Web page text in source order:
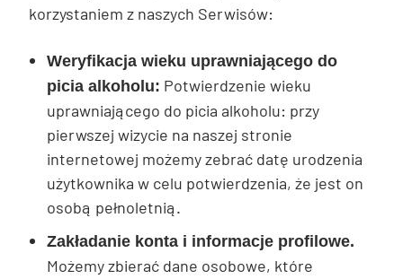
korzystaniem z naszych Serwisów:
Weryfikacja wieku uprawniającego do
picia alkoholu: Potwierdzenie wieku
uprawniającego do picia alkoholu: przy
pierwszej wizycie na naszej stronie
internetowej możemy zebrać datę urodzenia
użytkownika w celu potwierdzenia, że jest on
osobą pełnoletnią.
Zakładanie konta i informacje profilowe.
Możemy zbierać dane osobowe, które